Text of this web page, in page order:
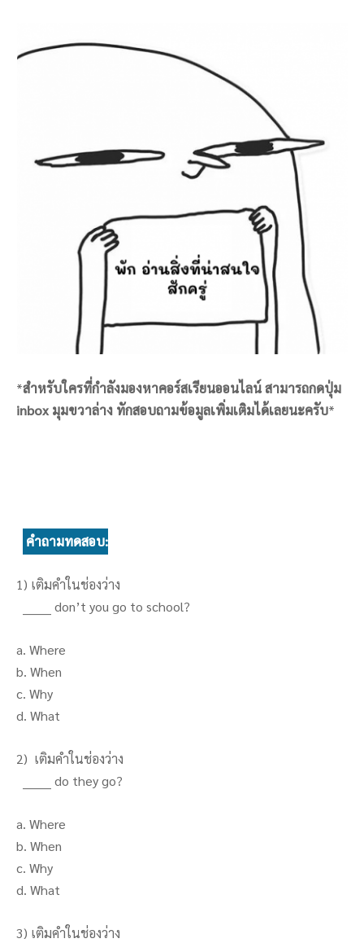
*สำหรับใครที่กำลังมองหาคอร์สเรียนออนไลน์ สามารถกดปุ่ม
inbox มุมขวาล่าง ทักสอบถามข้อมูลเพิ่มเติมได้เลยนะครับ*
คำถามทดสอบ:
1) เติมคำในช่องว่าง
_______ don’t you go to school?
a. Where
b. When
c. Why
d. What
2) เติมคำในช่องว่าง
_______ do they go?
a. Where
b. When
c. Why
d. What
3) เติมคำในช่องว่าง